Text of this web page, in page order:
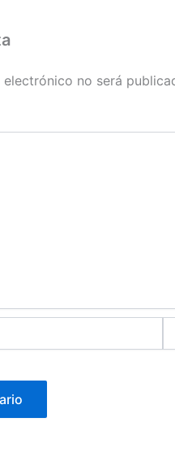
no será